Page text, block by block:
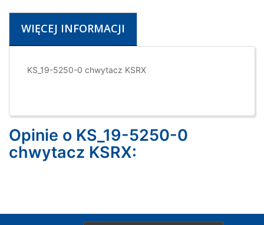
WIĘCEJ INFORMACJI
KS_19-5250-0 chwytacz KSRX
Opinie o KS_19-5250-0
chwytacz KSRX: